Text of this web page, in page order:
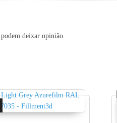
deixar opinião.